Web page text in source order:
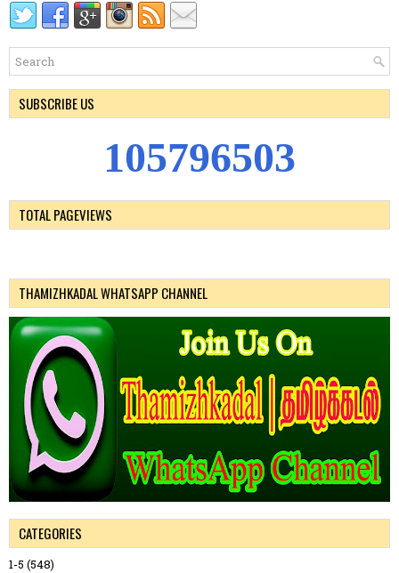
SUBSCRIBE US
105796503
TOTAL PAGEVIEWS
THAMIZHKADAL WHATSAPP CHANNEL
CATEGORIES
1-5 (548)